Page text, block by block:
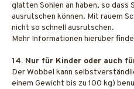
glatten Sohlen an haben, so dass
ausrutschen können. Mit rauem
nicht so schnell ausrutschen.
Mehr Informationen hierüber
14. Nur für Kinder oder auch
Der Wobbel kann
einem Gewicht bis zu 100 kg)